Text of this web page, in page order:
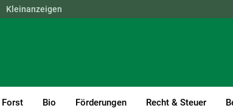
SBG STMK
Kleinanzeigen
Forst Bio Förderungen Recht & Steuer